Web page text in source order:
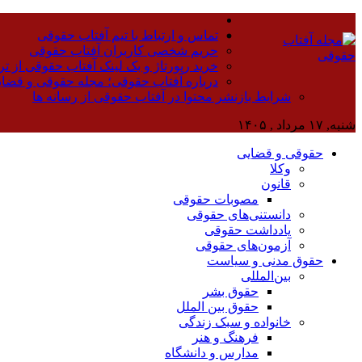
تماس و ارتباط با تیم آفتاب حقوقی
حریم شخصی کاربران آفتاب حقوقی
خرید رپورتاژ و بک لینک آفتاب حقوقی از
درباره آفتاب حقوقی؛ مجله حقوقی و
شرایط بازنشر محتوا در آفتاب حقوقی از رسانه ها
شنبه, ۱۷ مرداد , ۱۴۰۵
حقوقی و قضایی
وکلا
قانون
مصوبات حقوقی
دانستنی‌های حقوقی
یادداشت حقوقی
آزمون‌های حقوقی
حقوق مدنی و سیاست
بین‌المللی
حقوق بشر
حقوق بین الملل
خانواده و سبک زندگی
فرهنگ و هنر
مدارس و دانشگاه